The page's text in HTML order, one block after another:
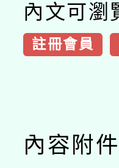
內文可瀏
註冊會員
內容附